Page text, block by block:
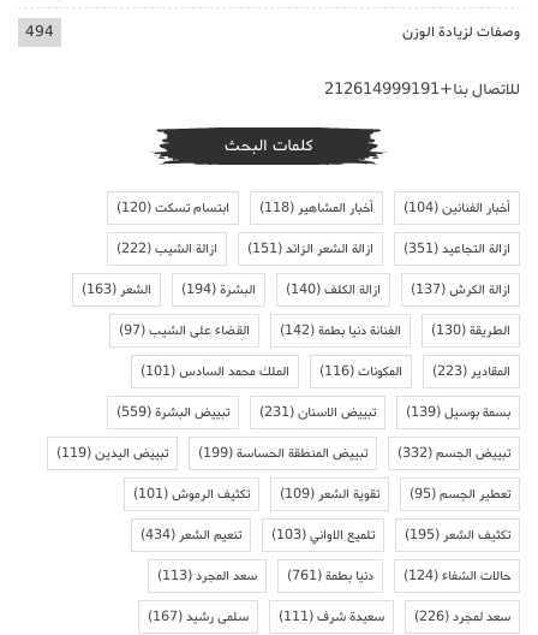
وصفات لزيادة الوزن 494
للاتصال بنا+212614999191
كلمات البحث
أخبار الفنانين(104) أخبار المشاهير(118) ابتسام تسكت(120)
ازالة التجاعيد(351) ازالة الشعر الزائد(151) ازالة الشيب(222)
ازالة الكرش(137) ازالة الكلف(140) البشرة(194) الشعر(163)
الطريقة(130) الفنانة دنيا بطمة(142) القضاء على الشيب(97)
المقادير(223) المكونات(116) الملك محمد السادس(101)
بسمة بوسيل(139) تبييض الاسنان(231) تبييض البشرة(559)
تبييض الجسم(332) تبييض المنطقة الحساسة(199) تبييض اليدين(119)
تعطير الجسم(95) تقوية الشعر(109) تكثيف الرموش(101)
تكثيف الشعر(195) تلميع الاواني(103) تنعيم الشعر(434)
حالات الشفاء(124) دنيا بطمة(761) سعد المجرد(113)
سعد لمجرد(226) سعيدة شرف(111) سلمى رشيد(167)